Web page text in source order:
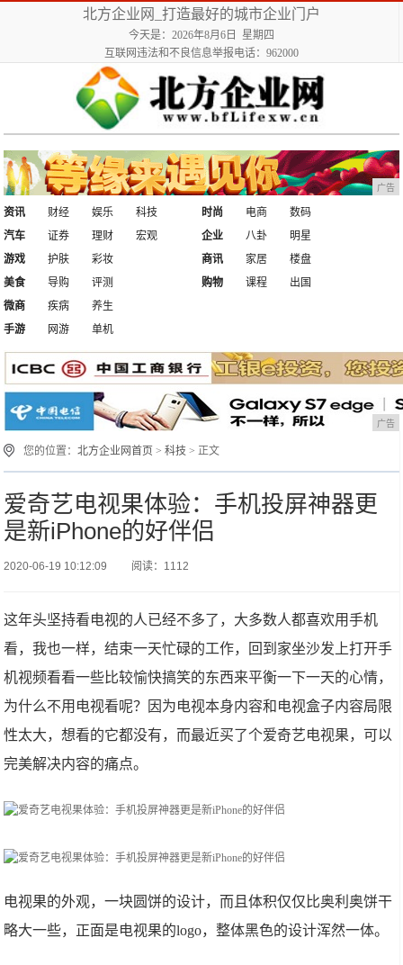
北方企业网_打造最好的城市企业门户
今天是：2026年8月6日 星期四
互联网违法和不良信息举报电话：962000
广告
资讯 财经 娱乐
科技
汽车
证券 理财 宏观
时尚 电商
数码
企业
八卦
明星
游戏
护肤
彩妆
美食
导购 评测
商讯 家居
楼盘
购物
课程
出国
微商
疾病
养生
手游
网游 单机
广告
您的位置：北方企业网首页 >科技 > 正文
爱奇艺电视果体验：手机投屏神器更
是新iPhone的好伴侣
2020-06-19 10:12:09 阅读：1112
这年头坚持看电视的人已经不多了，大多数人都喜欢用手机
看，我也一样，结束一天忙碌的工作，回到家坐沙发上打开手
机视频看看一些比较愉快搞笑的东西来平衡一下一天的心情，
为什么不用电视看呢？因为电视本身内容和电视盒子内容局限
性太大，想看的它都没有，而最近买了个爱奇艺电视果，可以
完美解决内容的痛点。
电视果的外观，一块圆饼的设计，而且体积仅仅比奥利奥饼干
略大一些，正面是电视果的logo，整体黑色的设计浑然一体。